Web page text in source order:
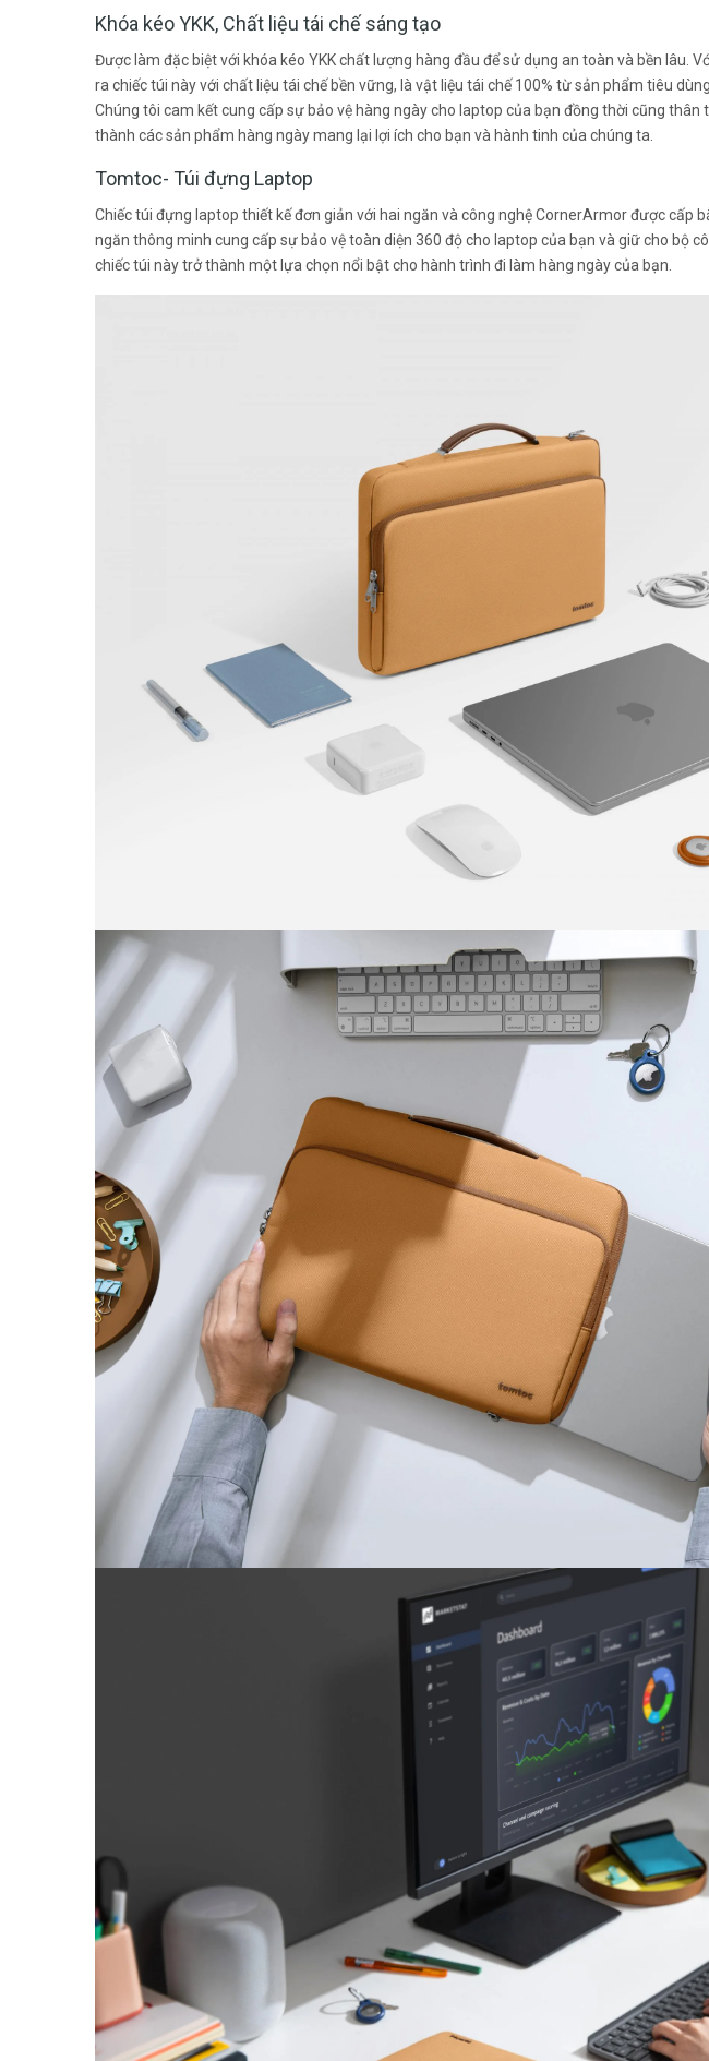
Khóa kéo YKK, Chất liệu tái chế sáng tạo
Được làm đặc biệt với khóa kéo YKK chất lượng hàng đầu để sử dụng an toàn và bền lâu.
ra chiếc túi này với chất liệu tái chế bền vững, là vật liệu tái chế 100% từ sản phẩm tiêu
Chúng tôi cam kết cung cấp sự bảo vệ hàng ngày cho laptop của bạn đồng thời cũng
thành các sản phẩm hàng ngày mang lại lợi ích cho bạn và hành tinh của chúng ta.
Tomtoc- Túi đựng Laptop
Chiếc túi đựng laptop thiết kế đơn giản với hai ngăn và công nghệ CornerArmor được cấp
ngăn thông minh cung cấp sự bảo vệ toàn diện 360 độ cho laptop của bạn và giữ cho bộ
chiếc túi này trở thành một lựa chọn nổi bật cho hành trình đi làm hàng ngày của bạn.